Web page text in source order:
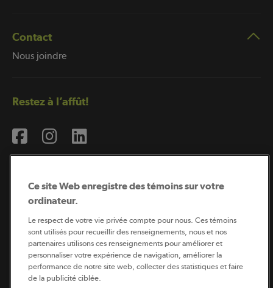
Contact
Nous joindre
Restez à l’affût!
Coopérateur est publié par Sollio Groupe Coopératif.
Il est l’outil d’information de la coopération agricole
québécoise.
Ce site Web enregistre des témoins sur votre
ordinateur.
Le respect de votre vie privée compte pour nous. Ces témoins
sont utilisés pour recueillir des renseignements, nous et nos
partenaires utilisons ces renseignements pour améliorer et
personnaliser votre expérience de navigation, améliorer la
performance de notre site web, collecter des statistiques et faire
de la publicité ciblée.